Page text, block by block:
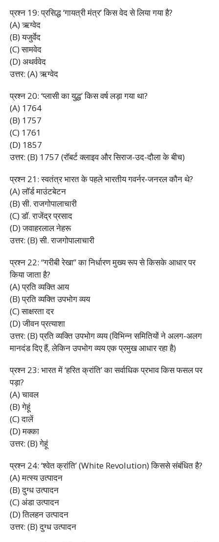
प्रश्न 19: प्रसिद्ध ‘गायत्री मंत्र’ किस वेद से लिया गया है?
(A) ऋग्वेद
(B) यजुर्वेद
(C) सामवेद
(D) अथर्ववेद
उत्तर: (A) ऋग्वेद
प्रश्न 20: ‘प्लासी का युद्ध’ किस वर्ष लड़ा गया था?
(A) 1764
(B) 1757
(C) 1761
(D) 1857
उत्तर: (B) 1757 (रॉबर्ट क्लाइव और सिराज-उद-दौला के बीच)
प्रश्न 21: स्वतंत्र भारत के पहले भारतीय गवर्नर-जनरल कौन थे?
(A) लॉर्ड माउंटबेटन
(B) सी. राजगोपालाचारी
(C) डॉ. राजेंद्र प्रसाद
(D) जवाहरलाल नेहरू
उत्तर: (B) सी. राजगोपालाचारी
प्रश्न 22: “गरीबी रेखा” का निर्धारण मुख्य रूप से किसके आधार पर
किया जाता है?
(A) प्रति व्यक्ति आय
(B) प्रति व्यक्ति उपभोग व्यय
(C) साक्षरता दर
(D) जीवन प्रत्याशा
उत्तर: (B) प्रति व्यक्ति उपभोग व्यय (विभिन्न समितियों ने अलग-अलग
मानदंड दिए हैं, लेकिन उपभोग व्यय एक प्रमुख आधार रहा है)
प्रश्न 23: भारत में ‘हरित क्रांति’ का सर्वाधिक प्रभाव किस फसल पर
पड़ा?
(A) चावल
(B) गेहूं
(C) दालें
(D) मक्का
उत्तर: (B) गेहूं
प्रश्न 24: ‘श्वेत क्रांति’ (White Revolution) किससे संबंधित है?
(A) मत्स्य उत्पादन
(B) दुग्ध उत्पादन
(C) अंडा उत्पादन
(D) तिलहन उत्पादन
उत्तर: (B) दुग्ध उत्पादन